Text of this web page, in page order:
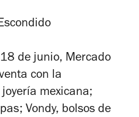
de junio, Mercado
con la
mexicana;
Vondy, bolsos de